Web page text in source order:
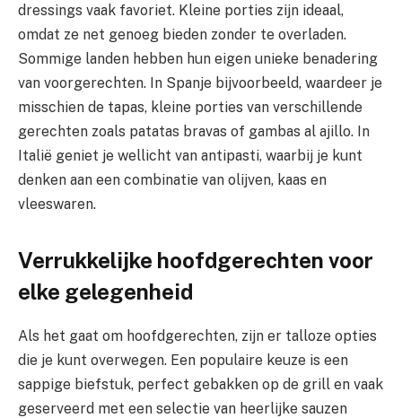
dressings vaak favoriet. Kleine porties zijn ideaal,
omdat ze net genoeg bieden zonder te overladen.
Sommige landen hebben hun eigen unieke benadering
van voorgerechten. In Spanje bijvoorbeeld, waardeer je
misschien de tapas, kleine porties van verschillende
gerechten zoals patatas bravas of gambas al ajillo. In
Italië geniet je wellicht van antipasti, waarbij je kunt
denken aan een combinatie van olijven, kaas en
vleeswaren.
Verrukkelijke hoofdgerechten voor
elke gelegenheid
Als het gaat om hoofdgerechten, zijn er talloze opties
die je kunt overwegen. Een populaire keuze is een
sappige biefstuk, perfect gebakken op de grill en vaak
geserveerd met een selectie van heerlijke sauzen